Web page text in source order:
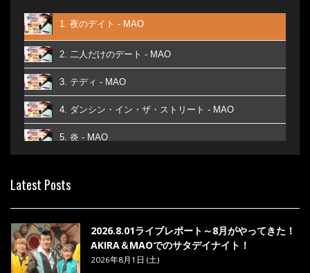
1. 夜のデイト - MAO
2. 二人だけのデート - MAO
3. テディ - MAO
4. ダンシン・イン・ザ・ストリート - MAO
5. 炎 - MAO
7. ベストフレンド - MAO
Latest Posts
2026.8.01ライブレポート～8月がやってきた！
AKIRA＆MAOでのサタデイナイト！
2026年8月1日 (土)